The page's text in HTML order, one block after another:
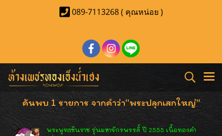
089-7113268 ( คุณหน่อย )
ค้นพบ 1 รายการ จากคำว่า"พระปลุกเสกใหญ่"
พระพุทธชินราช รุ่นมหาจักรพรรดิ์ ปี 2555 เนื้อทองคำ